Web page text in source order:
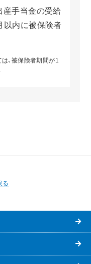
産手当金の受給
以内に被保険者
、被保険者期間が1
る